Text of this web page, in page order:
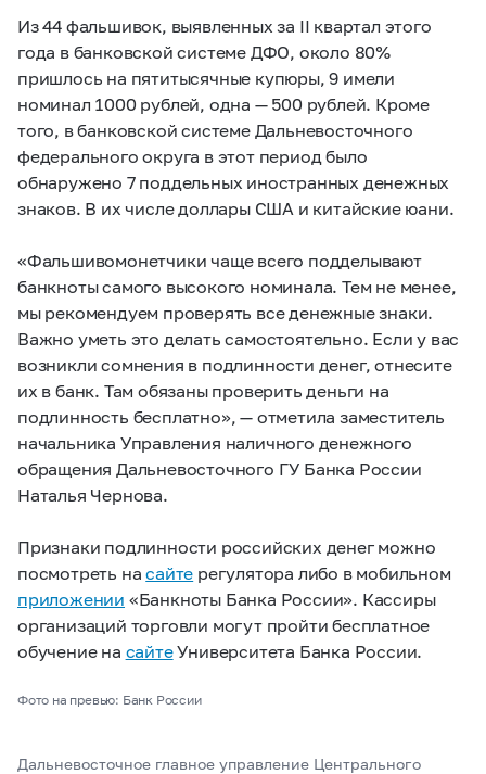
Из 44 фальшивок, выявленных за II квартал этого
года в банковской системе ДФО, около 80%
пришлось на пятитысячные купюры, 9 имели
номинал 1000 рублей, одна — 500 рублей. Кроме
того, в банковской системе Дальневосточного
федерального округа в этот период было
обнаружено 7 поддельных иностранных денежных
знаков. В их числе доллары США и китайские юани.
«Фальшивомонетчики чаще всего подделывают
банкноты самого высокого номинала. Тем не менее,
мы рекомендуем проверять все денежные знаки.
Важно уметь это делать самостоятельно. Если у вас
возникли сомнения в подлинности денег, отнесите
их в банк. Там обязаны проверить деньги на
подлинность бесплатно», — отметила заместитель
начальника Управления наличного денежного
обращения Дальневосточного ГУ Банка России
Наталья Чернова.
Признаки подлинности российских денег можно
посмотреть насайте регулятора либо в мобильном
приложении «Банкноты Банка России». Кассиры
организаций торговли могут пройти бесплатное
обучение на сайтеУниверситета Банка России.
Фото на превью: Банк России
Дальневосточное главное управление Центрального